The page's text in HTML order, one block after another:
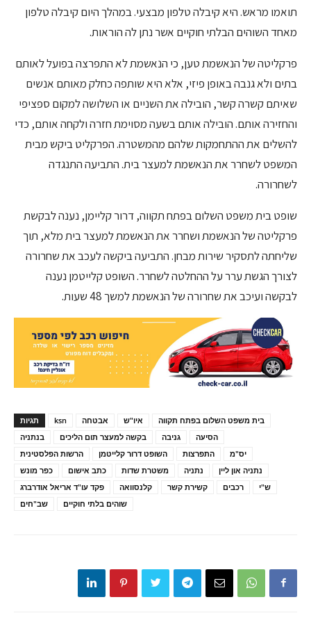
תואמו מראש. היא קיבלה טלפון מבצעי. במהלך היום קיבלה טלפון
מאחד השוהים הבלתי חוקיים אשר נתן לה הוראות.
פרקליטה של הנאשמת טען, כי הנאשמת לא התפרצה בפועל לאותם
בתים ולא גנבה באופן פיזי, אלא היא שותפה כחלק מאותם אנשים
שאיתם קשרה קשר, הובילה את השניים או השלושה למקום ספציפי
והחזירה אותם. הובילה אותם בשעה מסוימת חזרה ולקחה אותם, כדי
להשלים את ההתחמקות שלהם מהמשטרה. הפרקליט ביקש מבית
המשפט לשחרר את הנאשמת למעצר בית. התביעה התנגדה
לשחרורה.
שופט בית משפט השלום בפתח תקווה, דרור קליימן, נענה לבקשת
פרקליטה של הנאשמת ושחרר את הנאשמת למעצר בית מלא, תוך
שליחתה לתסקיר שירות מבחן. התביעה ביקשה לעכב את שחרורה
לצורך הגשת ערר על ההחלטה לשחרר. השופט קלייטמן נענה
לבקשה ועיכב את שחרורה של הנאשמת למשך 48 שעות.
תגיות ksn אבטחה איו"ש
בית משפט השלום בפתח תקווה
בנתניה
בקשה למעצר תום הליכים גניבה
הסיעה
הרשות הפלסטינית
השופט דרור קלייטמן התפרצות
יס"מ
כפר מונש
כתב אישום משטרת שדות נתניה
נתניה און ליין
פקד עו"ד אריאל אודרברג
קלנסוואה קשירת קשר רכבים
ש"י
שב"חים
שוהים בלתי חוקיים